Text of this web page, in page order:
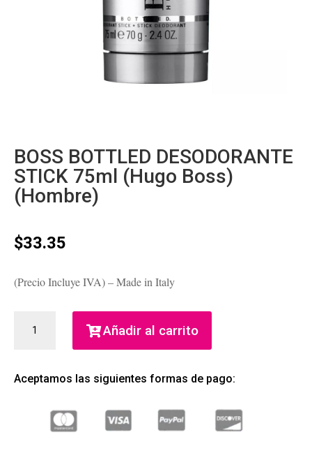
BOSS BOTTLED DESODORANTE
STICK 75ml (Hugo Boss)
(Hombre)
$33.35
(Precio Incluye IVA) – Made in Italy
BOTTLED
DESODORANTE
75ML
(HOMBRE)
Añadir al carrito
Aceptamos las siguientes formas de pago: